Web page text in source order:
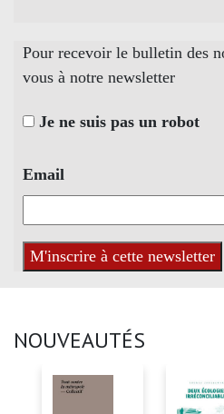
Pour recevoir le bulletin des
vous à notre newsletter
Je ne suis pas un robot
Email
NOUVEAUTÉS